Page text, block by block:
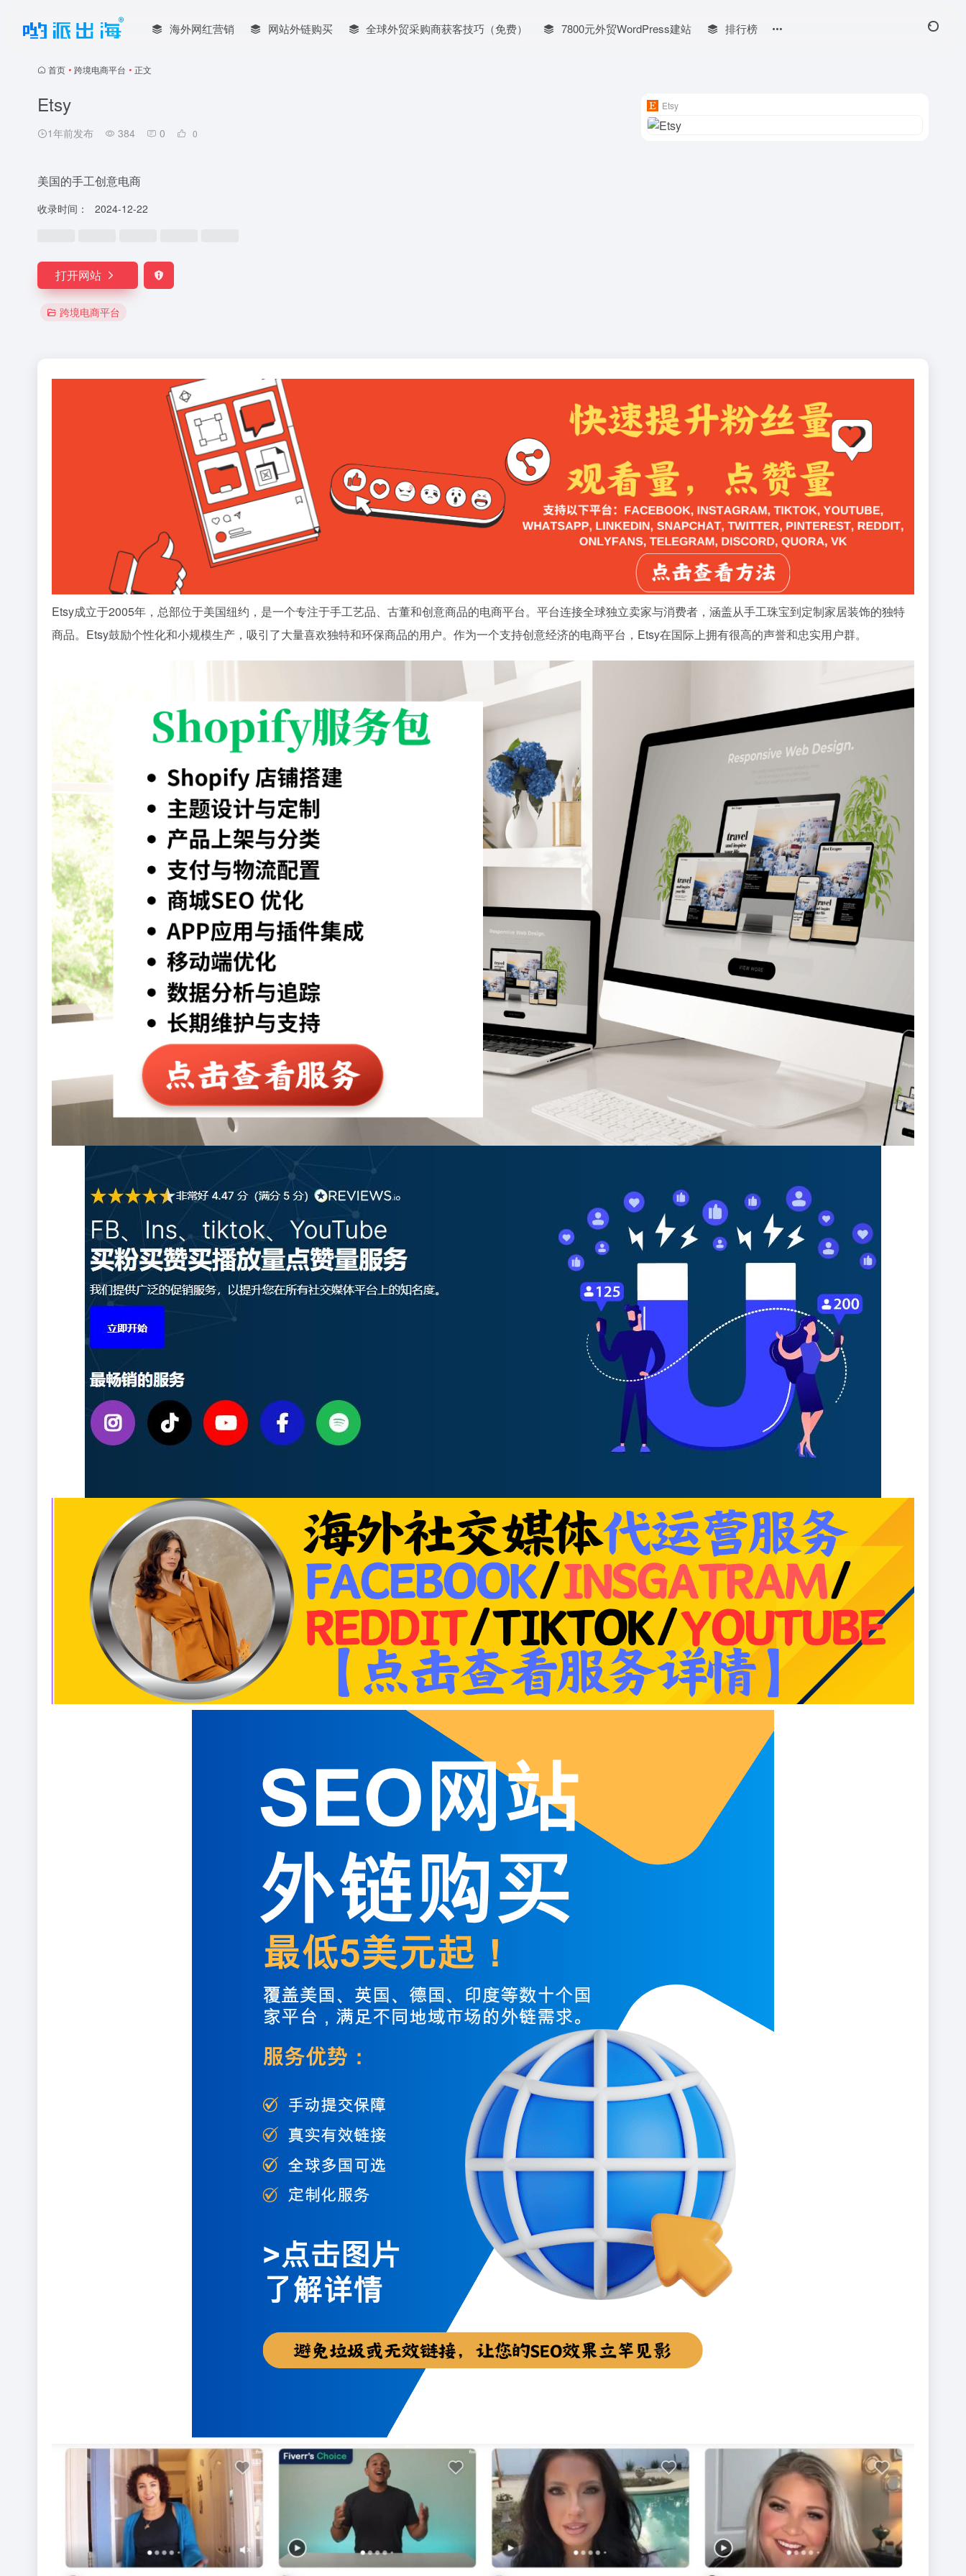
海外网红营销 网站外链购买 全球外贸采购商获客技巧（免费） 7800元外贸WordPress建站 排行榜
首页 • 跨境电商平台 • 正文
Etsy
1年前发布 384 0 0
美国的手工创意电商
收录时间： 2024-12-22
打开网站
跨境电商平台
Etsy
Etsy成立于2005年，总部位于美国纽约，是一个专注于手工艺品、古董和创意商品的电商平台。平台连接全球独立卖家与消费者，涵盖从手工珠宝到定制家居装饰的独特
商品。Etsy鼓励个性化和小规模生产，吸引了大量喜欢独特和环保商品的用户。作为一个支持创意经济的电商平台，Etsy在国际上拥有很高的声誉和忠实用户群。